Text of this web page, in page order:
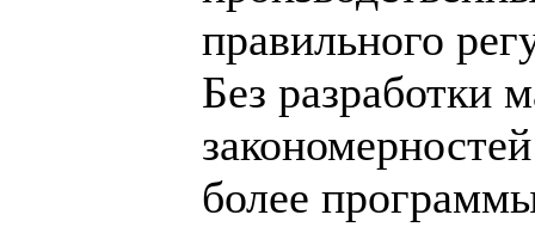
правильного
Без разработки
более